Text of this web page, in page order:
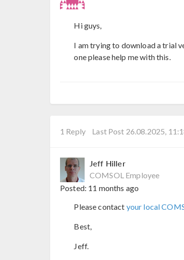
Hi guys,
I am trying to download a trial
one please help me with this.
1 Reply Last Post 26.08.2025,
Jeff Hiller
COMSOL Employee
Posted: 11 months ago
Please contact your local
Best,
Jeff.